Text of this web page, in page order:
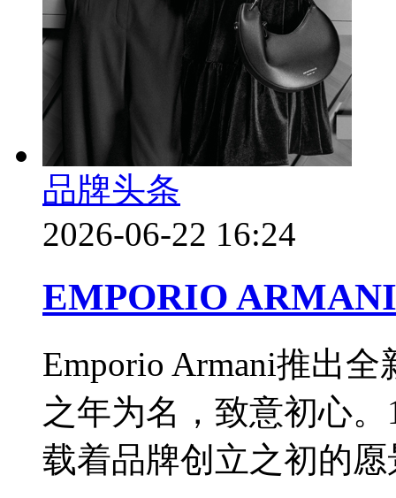
品牌头条
2026-06-22 16:24
EMPORIO ARMANI
Emporio Armani推出
之年为名，致意初心
载着品牌创立之初的愿